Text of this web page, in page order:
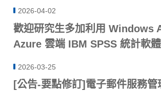
2026-04-02
歡迎研究生多加利用 Windows
Azure 雲端 IBM SPSS 統計軟體
2026-03-25
[公告-要點修訂]電子郵件服務管